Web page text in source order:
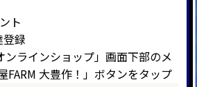
ト
登録
ンラインショップ」画面下部のメ
FARM 大豊作！」ボタンをタップ